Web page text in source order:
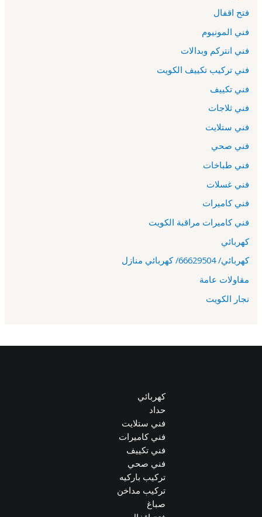
فتح اقفال
فني المونيوم
فني انتركم وبدالات
فني تركيب تكييف الكويت
فني تكييف
فني ثلاجات
فني ستلايت
فني صحي
فني طباخات
فني غسلات
فني كاميرات
فني كاميرات مراقبة الكويت
كهربائي
كهربائي/ 66629504/ كهربائي منازل
مقاولات عامة
نجار الكويت
كهربائي
حداد
فني ستلايت
فني كاميرات
فني تكييف
فني صحي
تركيب باركيه
تركيب مداخن
صباغ